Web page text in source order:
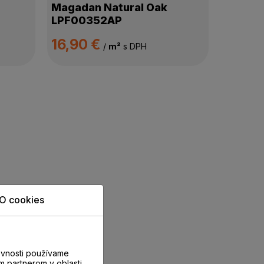
Magadan Natural Oak
LPF00352AP
16,90 € / m² s DPH
O cookies
používame